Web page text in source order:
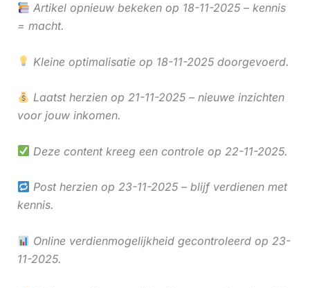
Artikel opnieuw bekeken op 18-11-2025 – kennis
= macht.
Kleine optimalisatie op 18-11-2025 doorgevoerd.
Laatst herzien op 21-11-2025 – nieuwe inzichten
voor jouw inkomen.
Deze content kreeg een controle op 22-11-2025.
Post herzien op 23-11-2025 – blijf verdienen met
kennis.
Online verdienmogelijkheid gecontroleerd op 23-
11-2025.